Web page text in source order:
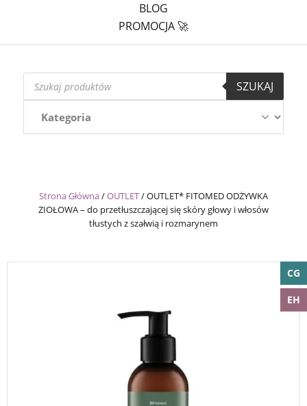
BLOG
PROMOCJA 🚀
Wyszukiwarka
produktów
SZUKAJ
Strona Główna/OUTLET/OUTLET* FITOMED ODŻYWKA
ZIOŁOWA – do przetłuszczającej się skóry głowy i włosów
tłustych z szałwią i rozmarynem
CG
EH